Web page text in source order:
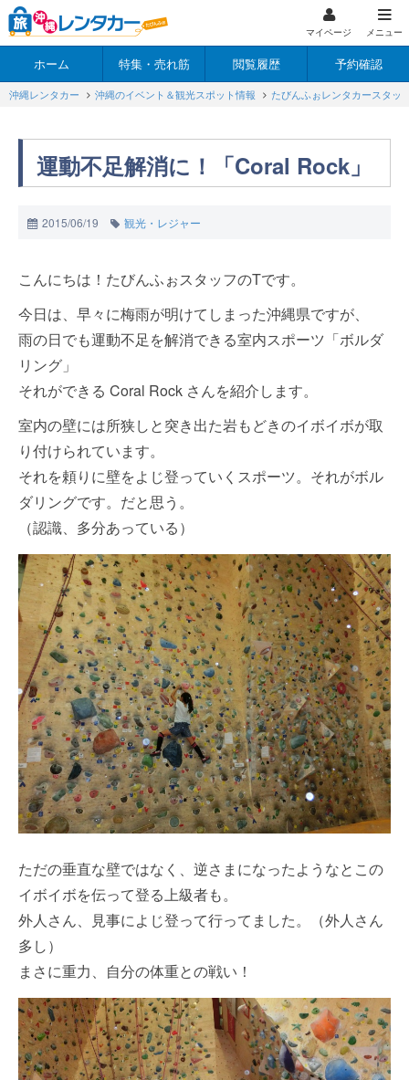
マイページ メニュー
ホーム 特集・売れ筋 閲覧履歴 予約確認
沖縄レンタカー 沖縄のイベント＆観光スポット情報 たびんふぉレンタカースタッ
運動不足解消に！「Coral Rock」
2015/06/19 観光・レジャー
こんにちは！たびんふぉスタッフのTです。
今日は、早々に梅雨が明けてしまった沖縄県ですが、
雨の日でも運動不足を解消できる室内スポーツ「ボルダ
リング」
それができる Coral Rock さんを紹介します。
室内の壁には所狭しと突き出た岩もどきのイボイボが取
り付けられています。
それを頼りに壁をよじ登っていくスポーツ。それがボル
ダリングです。だと思う。
（認識、多分あっている）
ただの垂直な壁ではなく、逆さまになったようなとこの
イボイボを伝って登る上級者も。
外人さん、見事によじ登って行ってました。（外人さん
多し）
まさに重力、自分の体重との戦い！